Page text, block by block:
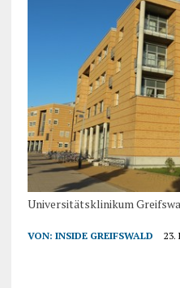
Universitätsklinikum
VON: INSIDE GREIFSWALD 23.